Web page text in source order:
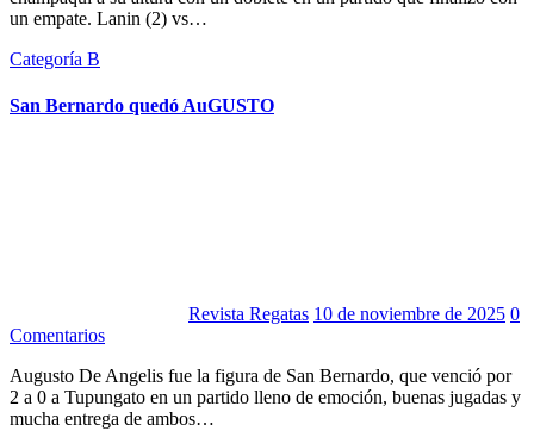
un empate. Lanin (2) vs…
Categoría B
San Bernardo quedó AuGUSTO
Revista Regatas 10 de noviembre de 2025 0
Comentarios
Augusto De Angelis fue la figura de San Bernardo, que venció por
2 a 0 a Tupungato en un partido lleno de emoción, buenas jugadas y
mucha entrega de ambos…